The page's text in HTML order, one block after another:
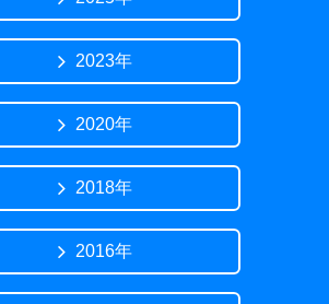
2023年
2020年
2018年
2016年